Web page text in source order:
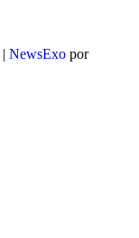
| NewsExo por